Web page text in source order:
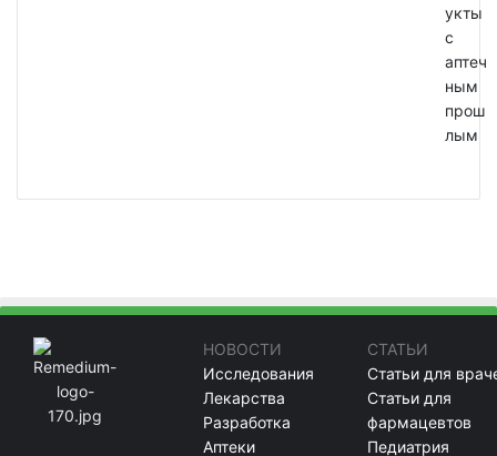
укты
с
аптеч
ным
прош
лым
НОВОСТИ
Исследования
Лекарства
Разработка
Аптеки
СТАТЬИ
Статьи для
Статьи для
фармацевтов
Педиатрия